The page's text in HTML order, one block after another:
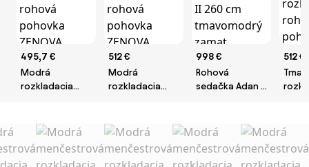
495,7 €
Modrá
rozkladacia
ZENOVA
220x140 cm,
obojstranná
512 €
Modrá
rozkladacia
ZENOVA
220x140 cm,
obojstranná
998 €
Rohová
sedačka Adan II
zamat
512 €